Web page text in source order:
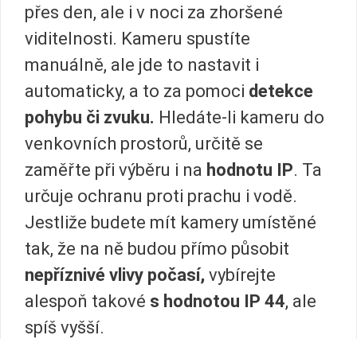
přes den, ale i v noci za zhoršené
viditelnosti. Kameru spustíte
manuálně, ale jde to nastavit i
automaticky, a to za pomoci detekce
pohybu či zvuku. Hledáte-li kameru do
venkovních prostorů, určitě se
zaměřte při výběru i na hodnotu IP. Ta
určuje ochranu proti prachu i vodě.
Jestliže budete mít kamery umístěné
tak, že na ně budou přímo působit
nepříznivé vlivy počasí, vybírejte
alespoň takové s hodnotou IP 44, ale
spíš vyšší.